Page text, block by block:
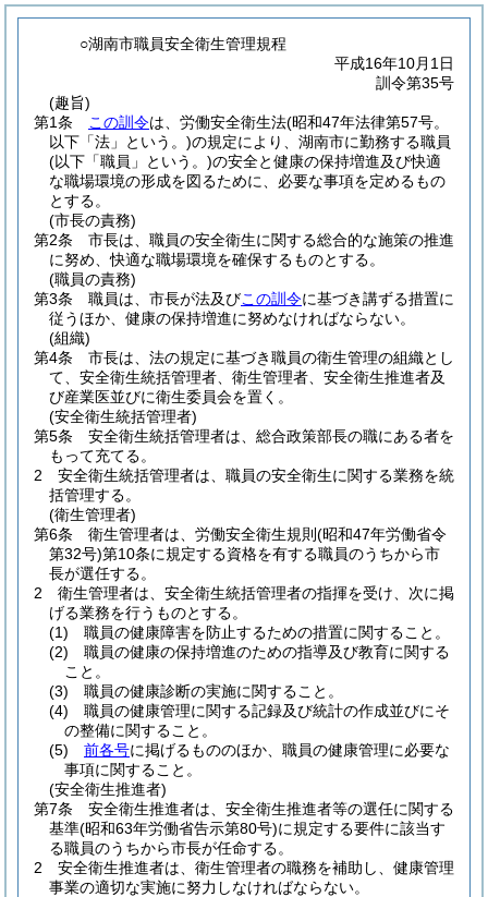
○湖南市職員安全衛生管理規程
平成16年10月1日
訓令第35号
(趣旨)
第1条
この訓令は、労働安全衛生法(昭和47年法律第57号。
以下「法」という。)の規定により、湖南市に勤務する職員
(以下「職員」という。)の安全と健康の保持増進及び快適
な職場環境の形成を図るために、必要な事項を定めるもの
とする。
(市長の責務)
第2条
市長は、職員の安全衛生に関する総合的な施策の推進
に努め、快適な職場環境を確保するものとする。
(職員の責務)
第3条
職員は、市長が法及びこの訓令に基づき講ずる措置に
従うほか、健康の保持増進に努めなければならない。
(組織)
第4条
市長は、法の規定に基づき職員の衛生管理の組織とし
て、安全衛生統括管理者、衛生管理者、安全衛生推進者及
び産業医並びに衛生委員会を置く。
(安全衛生統括管理者)
第5条
安全衛生統括管理者は、総合政策部長の職にある者を
もって充てる。
2
安全衛生統括管理者は、職員の安全衛生に関する業務を統
括管理する。
(衛生管理者)
第6条
衛生管理者は、労働安全衛生規則 (昭和47年労働省令
第32号)第10条に規定する資格を有する職員のうちから市
長が選任する。
2
衛生管理者は、安全衛生統括管理者の指揮を受け、次に掲
げる業務を行うものとする。
(1)
職員の健康障害を防止するための措置に関すること。
(2)
職員の健康の保持増進のための指導及び教育に関する
こと。
(3)
職員の健康診断の実施に関すること。
(4)
職員の健康管理に関する記録及び統計の作成並びにそ
の整備に関すること。
(5)
前各号に掲げるもののほか、職員の健康管理に必要な
事項に関すること。
(安全衛生推進者)
第7条
安全衛生推進者は、安全衛生推進者等の選任に関する
基準(昭和63年労働省告示第80号)に規定する要件に該当す
る職員のうちから市長が任命する。
2
安全衛生推進者は、衛生管理者の職務を補助し、健康管理
事業の適切な実施に努力しなければならない。